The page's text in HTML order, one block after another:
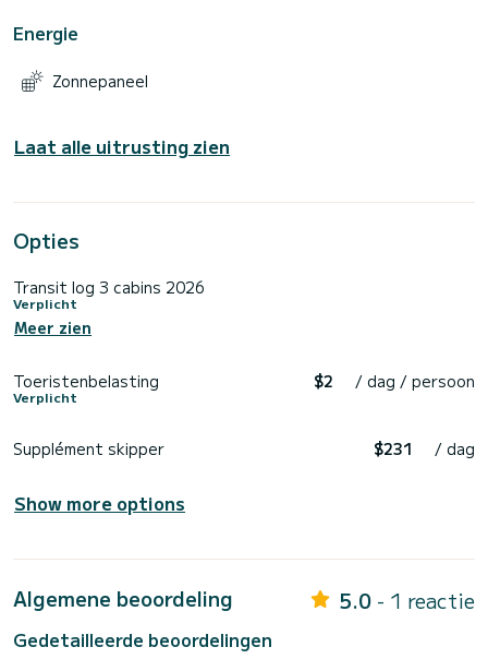
Energie
Zonnepaneel
Laat alle uitrusting zien
Opties
Transit log 3 cabins 2026
Verplicht
Meer zien
Toeristenbelasting
Verplicht
$2 / dag / persoon
Supplément skipper $231 / dag
Show more options
Algemene beoordeling 5.0 - 1 reactie
Gedetailleerde beoordelingen